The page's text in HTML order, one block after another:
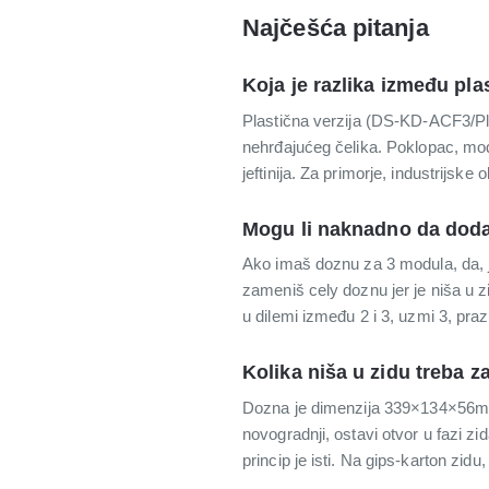
Najčešća pitanja
Koja je razlika između
Plastična verzija (DS-KD-ACF3/
nehrđajućeg čelika. Poklopac,
jeftinija. Za primorje, industrijske
Mogu li naknadno da
Ako imaš doznu za 3 modula,
zameniš celу doznu jer je niša u
u dilemi između 2 i 3, uzmi 3,
Kolika niša u zidu treba
Dozna je dimenzija
novogradnji, ostavi otvor u fazi
princip je isti. Na gips-karton